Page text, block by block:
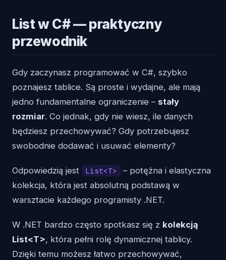
List w C# — praktyczny
przewodnik
Gdy zaczynasz programować w C#, szybko
poznajesz tablice. Są proste i wydajne, ale mają
jedno fundamentalne ograniczenie – stały
rozmiar. Co jednak, gdy nie wiesz, ile danych
będziesz przechowywać? Gdy potrzebujesz
swobodnie dodawać i usuwać elementy?
Odpowiedzią jest List<T>
– potężna i elastyczna
kolekcja, która jest absolutną podstawą w
warsztacie każdego programisty .NET.
W .NET bardzo często spotkasz się z kolekcją
List<T>, która pełni rolę dynamicznej tablicy.
Dzięki temu możesz łatwo przechowywać,